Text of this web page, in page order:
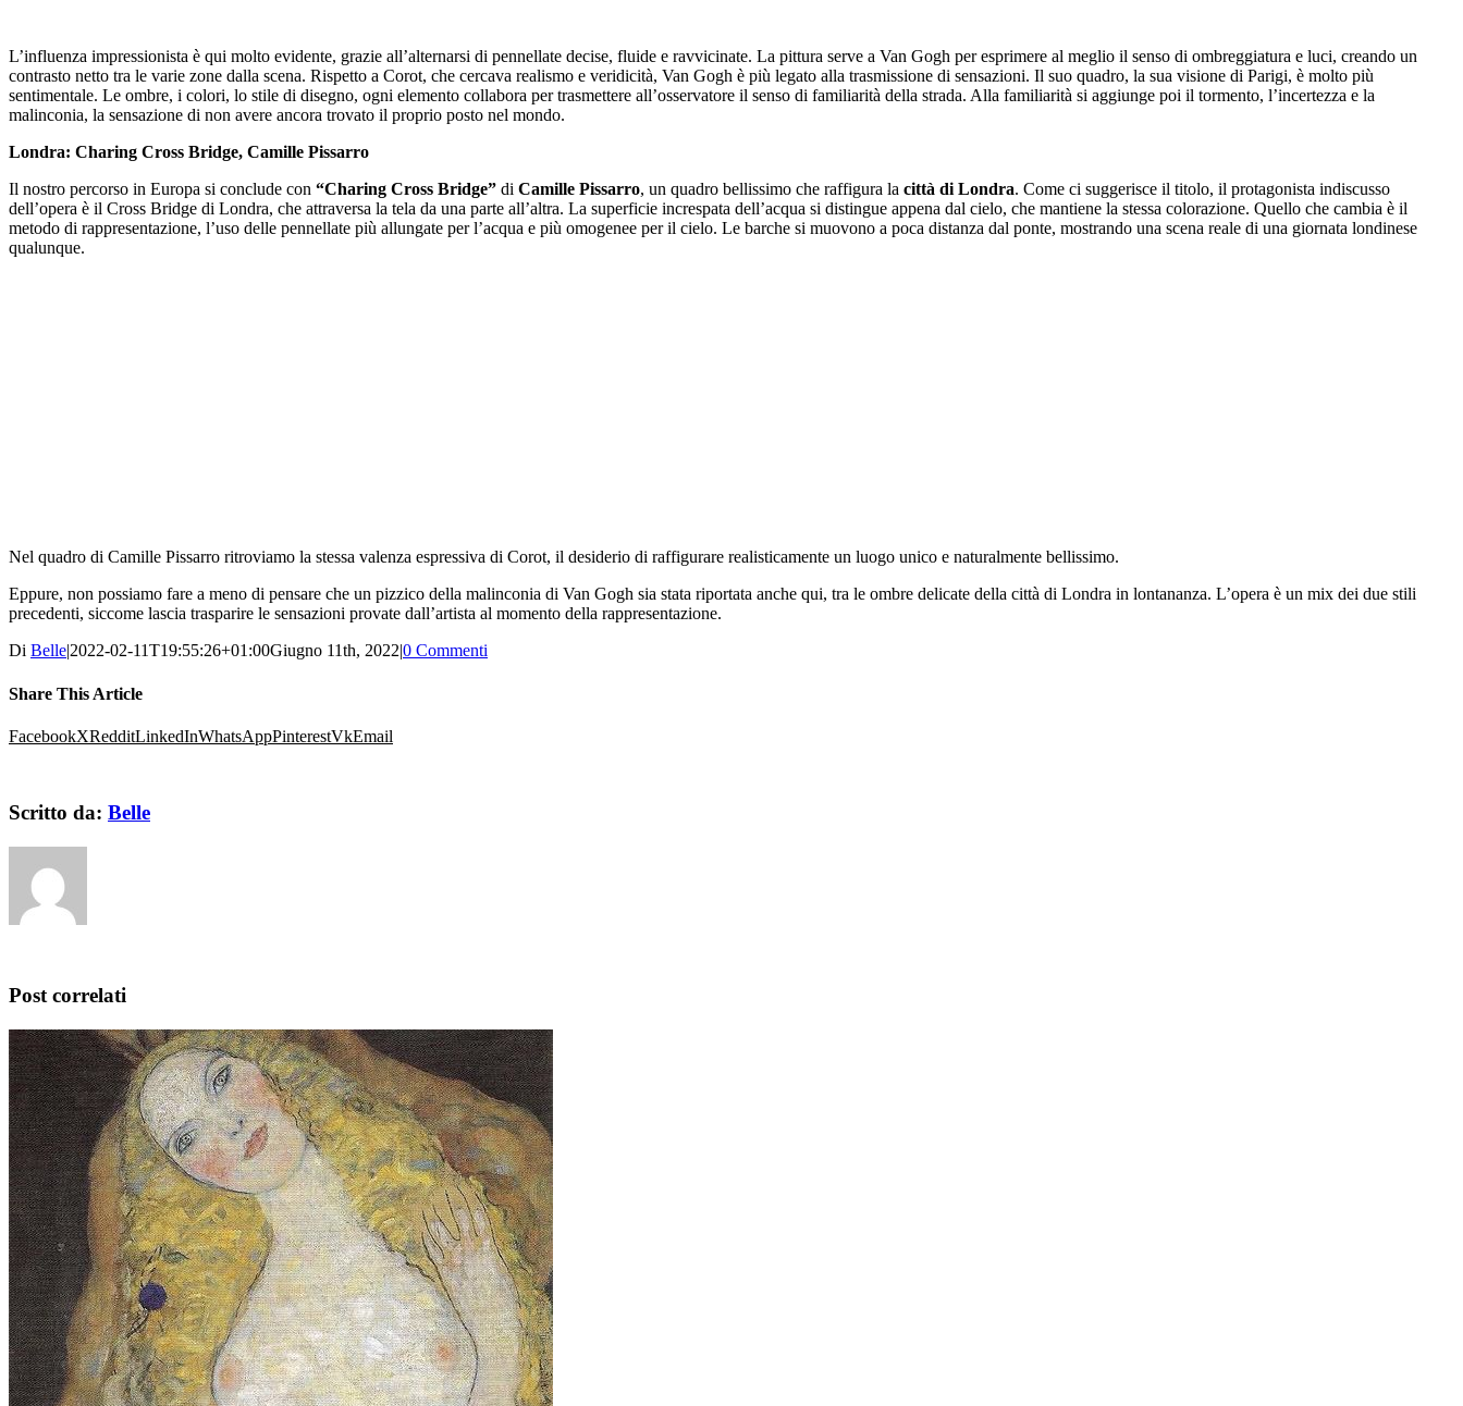
L’influenza impressionista è qui molto evidente, grazie all’alternarsi di pennellate decise, fluide e ravvicinate. La pittura serve a Van Gogh per esprimere al meglio il senso di ombreggiatura e luci, creando un
contrasto netto tra le varie zone dalla scena. Rispetto a Corot, che cercava realismo e veridicità, Van Gogh è più legato alla trasmissione di sensazioni. Il suo quadro, la sua visione di Parigi, è molto più
sentimentale. Le ombre, i colori, lo stile di disegno, ogni elemento collabora per trasmettere all’osservatore il senso di familiarità della strada. Alla familiarità si aggiunge poi il tormento, l’incertezza e la
malinconia, la sensazione di non avere ancora trovato il proprio posto nel mondo.
Londra: Charing Cross Bridge, Camille Pissarro
Il nostro percorso in Europa si conclude con “Charing Cross Bridge” di Camille Pissarro, un quadro bellissimo che raffigura la città di Londra. Come ci suggerisce il titolo, il protagonista indiscusso
dell’opera è il Cross Bridge di Londra, che attraversa la tela da una parte all’altra. La superficie increspata dell’acqua si distingue appena dal cielo, che mantiene la stessa colorazione. Quello che cambia è il
metodo di rappresentazione, l’uso delle pennellate più allungate per l’acqua e più omogenee per il cielo. Le barche si muovono a poca distanza dal ponte, mostrando una scena reale di una giornata londinese
qualunque.
Nel quadro di Camille Pissarro ritroviamo la stessa valenza espressiva di Corot, il desiderio di raffigurare realisticamente un luogo unico e naturalmente bellissimo.
Eppure, non possiamo fare a meno di pensare che un pizzico della malinconia di Van Gogh sia stata riportata anche qui, tra le ombre delicate della città di Londra in lontananza. L’opera è un mix dei due stili
precedenti, siccome lascia trasparire le sensazioni provate dall’artista al momento della rappresentazione.
Di Belle|2022-02-11T19:55:26+01:00Giugno 11th, 2022|0 Commenti
Share This Article
FacebookXRedditLinkedInWhatsAppPinterestVkEmail
Scritto da: Belle
Post correlati